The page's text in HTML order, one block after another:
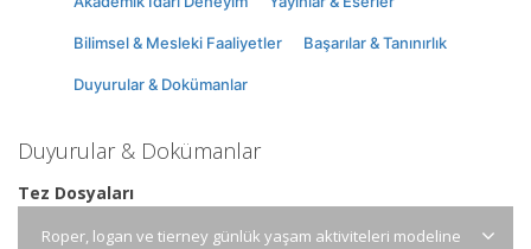
Bilimsel & Mesleki Faaliyetler Başarılar & Tanınırlık
Duyurular & Dokümanlar
Duyurular & Dokümanlar
Tez Dosyaları
Roper, logan ve tierney günlük yaşam aktiviteleri modeline